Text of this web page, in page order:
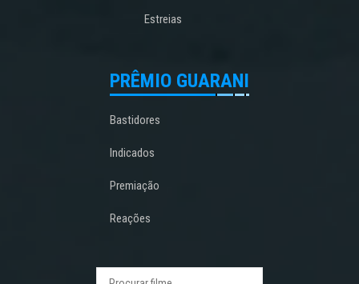
Estreias
PRÊMIO GUARANI
Bastidores
Indicados
Premiação
Reações